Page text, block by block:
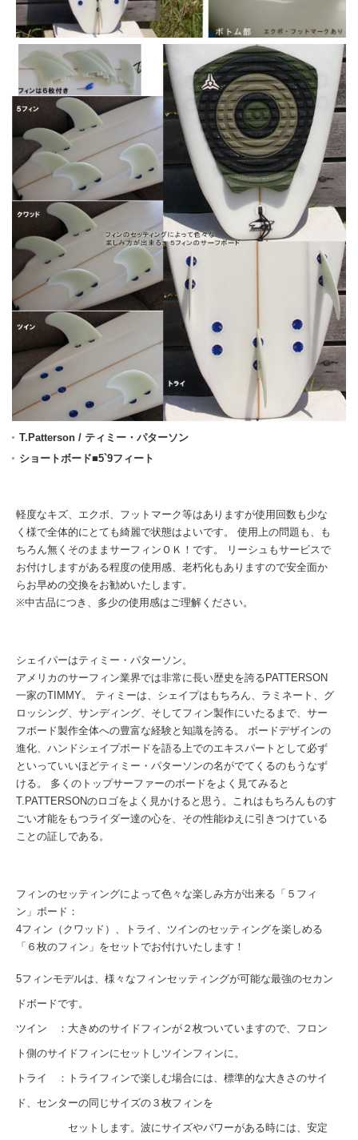
T.Patterson / ティミー・パターソン
ショートボード■5`9フィート
軽度なキズ、エクボ、フットマーク等はありますが使用回数も少な
く様で全体的にとても綺麗で状態はよいです。 使用上の問題も、も
ちろん無くそのままサーフィンＯＫ！です。 リーシュもサービスで
お付けしますがある程度の使用感、老朽化もありますので安全面か
らお早めの交換をお勧めいたします。
※中古品につき、多少の使用感はご理解ください。
シェイパーはティミー・パターソン。
アメリカのサーフィン業界では非常に長い歴史を誇るPATTERSON
一家のTIMMY。 ティミーは、シェイプはもちろん、ラミネート、グ
ロッシング、サンディング、そしてフィン製作にいたるまで、サー
フボード製作全体への豊富な経験と知識を誇る。 ボードデザインの
進化、ハンドシェイプボードを語る上でのエキスパートとして必ず
といっていいほどティミー・パターソンの名がでてくるのもうなず
ける。 多くのトップサーファーのボードをよく見てみると
T.PATTERSONのロゴをよく見かけると思う。これはもちろんものす
ごい才能をもつライダー達の心を、その性能ゆえに引きつけている
ことの証しである。
フィンのセッティングによって色々な楽しみ方が出来る「５フィ
ン」ボード：
4フィン（クワッド）、トライ、ツインのセッティングを楽しめる
「６枚のフィン」をセットでお付けいたします！
5フィンモデルは、様々なフィンセッティングが可能な最強のセカン
ドボードです。
ツイン ：大きめのサイドフィンが２枚ついていますので、フロン
ト側のサイドフィンにセットしツインフィンに。
トライ ：トライフィンで楽しむ場合には、標準的な大きさのサイ
ド、センターの同じサイズの３枚フィンを
セットします。波にサイズやパワーがある時には、安定